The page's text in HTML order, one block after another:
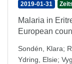
2019-01-31
Malaria in
European
Sondén, Klara;
Ydring, Elsie;